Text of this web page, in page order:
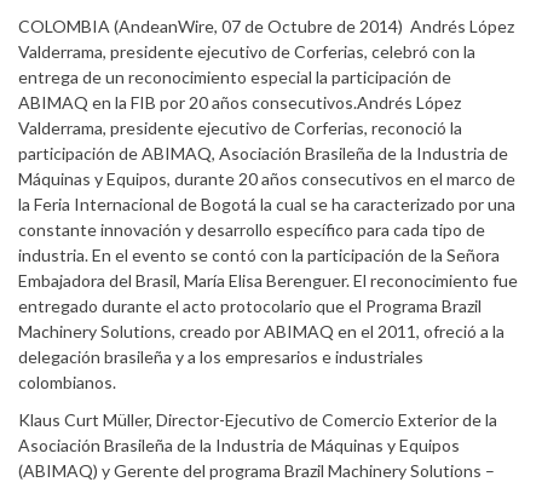
COLOMBIA (AndeanWire, 07 de Octubre de 2014) Andrés López
Valderrama, presidente ejecutivo de Corferias, celebró con la
entrega de un reconocimiento especial la participación de
ABIMAQ en la FIB por 20 años consecutivos.Andrés López
Valderrama, presidente ejecutivo de Corferias, reconoció la
participación de ABIMAQ, Asociación Brasileña de la Industria de
Máquinas y Equipos, durante 20 años consecutivos en el marco de
la Feria Internacional de Bogotá la cual se ha caracterizado por una
constante innovación y desarrollo específico para cada tipo de
industria. En el evento se contó con la participación de la Señora
Embajadora del Brasil, María Elisa Berenguer. El reconocimiento fue
entregado durante el acto protocolario que el Programa Brazil
Machinery Solutions, creado por ABIMAQ en el 2011, ofreció a la
delegación brasileña y a los empresarios e industriales
colombianos.
Klaus Curt Müller, Director-Ejecutivo de Comercio Exterior de la
Asociación Brasileña de la Industria de Máquinas y Equipos
(ABIMAQ) y Gerente del programa Brazil Machinery Solutions –